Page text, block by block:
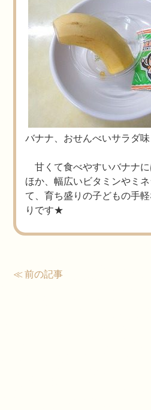
バナナ、おせんべいサラダ味
甘くて食べやすいバナナ
ほか、幅広いビタミンやミ
て、育ち盛りの子どもの手
りです★
≪ 前の記事